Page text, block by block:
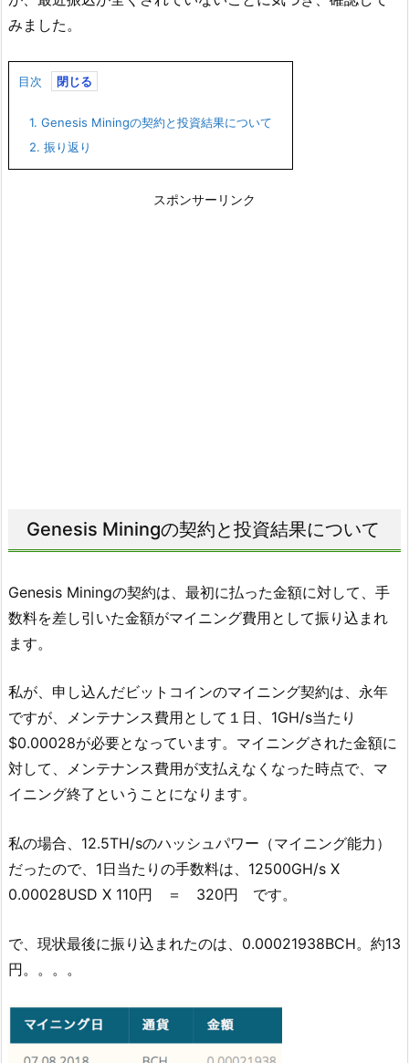
みました。
目次
1. Genesis Miningの契約と投資結果について
2. 振り返り
スポンサーリンク
Genesis Miningの契約と投資結果について
Genesis Miningの契約は、最初に払った金額に対して、手
数料を差し引いた金額がマイニング費用として振り込まれ
ます。
私が、申し込んだビットコインのマイニング契約は、永年
ですが、メンテナンス費用として１日、1GH/s当たり
$0.00028が必要となっています。マイニングされた金額に
対して、メンテナンス費用が支払えなくなった時点で、マ
イニング終了ということになります。
私の場合、12.5TH/sのハッシュパワー（マイニング能力）
だったので、1日当たりの手数料は、12500GH/s X
0.00028USD X 110円 ＝ 320円 です。
で、現状最後に振り込まれたのは、0.00021938BCH。約13
円。。。。